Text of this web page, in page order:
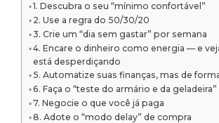
1. Descubra o seu “mínimo confortável”
2. Use a regra do 50/30/20
3. Crie um “dia sem gastar” por semana
4. Encare o dinheiro como energia — e
está desperdiçando
5. Automatize suas finanças, mas de
6. Faça o “teste do armário e da geladeira”
7. Negocie o que você já paga
8. Adote o “modo delay” de compra